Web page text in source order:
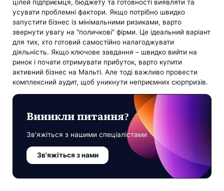
цілей підприємця, бюджету та готовності виявляти та
усувати проблемні фактори. Якщо потрібно швидко
запустити бізнес із мінімальними ризиками, варто
звернути увагу на "поличкові" фірми. Це ідеальний варіант
для тих, хто готовий самостійно налагоджувати
діяльність. Якщо ключове завдання – швидко вийти на
ринок і почати отримувати прибуток, варто купити
активний бізнес на Мальті. Але тоді важливо провести
комплексний аудит, щоб уникнути неприємних сюрпризів.
Виникли питання?
Зв’яжіться з нашими спеціалістами
Зв'яжіться з нами